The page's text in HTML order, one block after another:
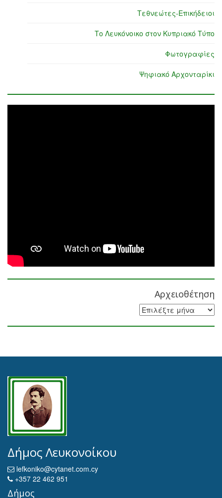
Τεθνεώτες-Επικήδειοι
Το Λευκόνοικο στον Κυπριακό Τύπο
Φωτογραφίες
Ψηφιακό Αρχονταρίκι
Αρχειοθέτηση
Αρχειοθέτηση
Δήμος Λευκονοίκου
lefkoniko@cytanet.com.cy
+357 22 462 951
Δήμος